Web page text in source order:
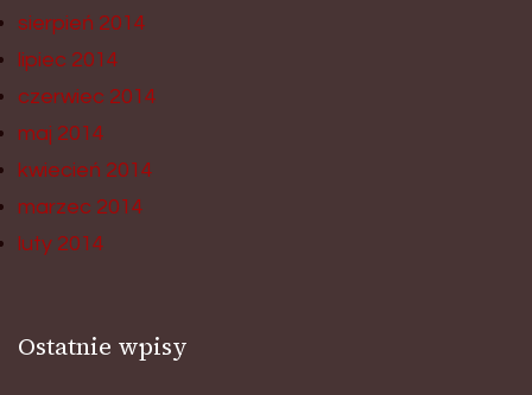
sierpień 2014
lipiec 2014
czerwiec 2014
maj 2014
kwiecień 2014
marzec 2014
luty 2014
Ostatnie wpisy